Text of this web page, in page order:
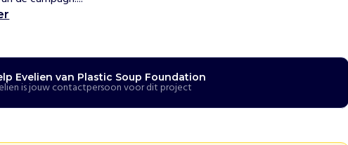
Evelien van Plastic Soup Foundation
is jouw contactpersoon voor dit project